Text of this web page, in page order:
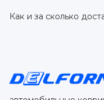
заказанного
при условии
Как и за сколько